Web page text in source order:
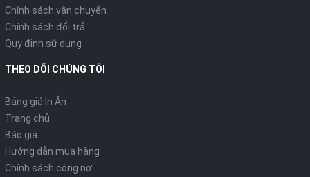
Chính sách vận chuyển
Chính sách đổi trả
Quy định sử dụng
THEO DÕI CHÚNG TÔI
Bảng giá In Ấn
Trang chủ
Báo giá
Hướng dẫn mua hàng
Chính sách công nợ